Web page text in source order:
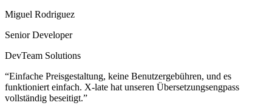
Miguel Rodriguez
Senior Developer
DevTeam Solutions
“Einfache Preisgestaltung, keine Benutzergebühren, und es
funktioniert einfach. X-late hat unseren Übersetzungsengpass
vollständig beseitigt.”